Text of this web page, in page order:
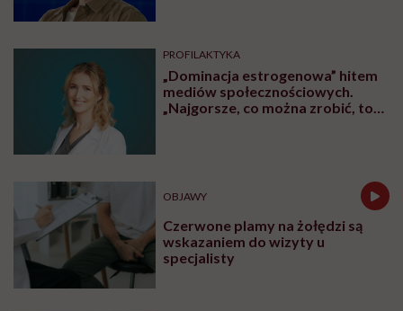
PROFILAKTYKA
„Dominacja estrogenowa” hitem
mediów społecznościowych.
„Najgorsze, co można zrobić, to
OBJAWY
Czerwone plamy na żołędzi są
wskazaniem do wizyty u
specjalisty